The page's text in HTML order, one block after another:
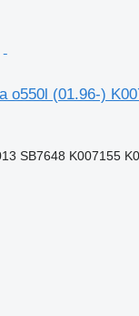
o550l (01.96-)
SB7648 K007155